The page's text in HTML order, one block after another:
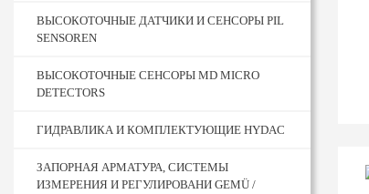
ВЫСОКОТОЧНЫЕ ДАТЧИКИ И СЕНСОРЫ PIL
SENSOREN
ВЫСОКОТОЧНЫЕ СЕНСОРЫ MD MICRO
DETECTORS
ГИДРАВЛИКА И КОМПЛЕКТУЮЩИЕ HYDAC
ЗАПОРНАЯ АРМАТУРА, СИСТЕМЫ
ИЗМЕРЕНИЯ И РЕГУЛИРОВАНИ GEMÜ /